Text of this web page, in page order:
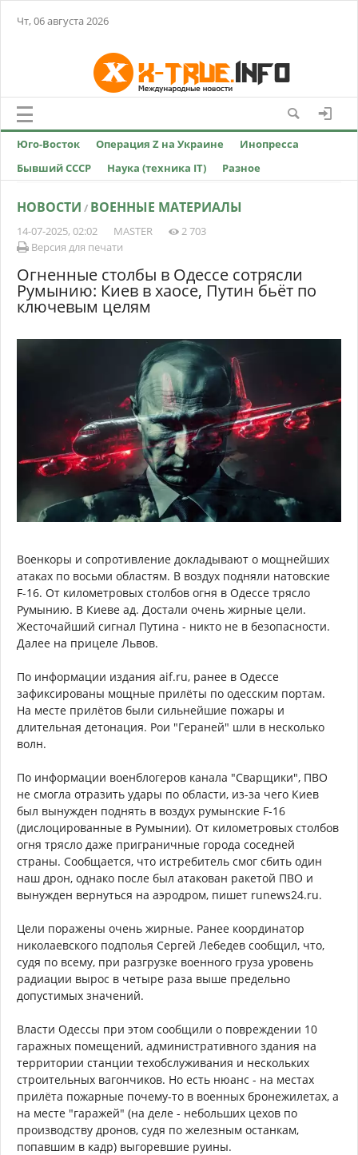
Чт, 06 августа 2026
Юго-Восток Операция Z на Украине
Инопресса
Бывший СССР
Наука (техника IT) Разное
НОВОСТИ / ВОЕННЫЕ МАТЕРИАЛЫ
14-07-2025, 02:02 MASTER
2 703
Версия для печати
Огненные столбы в Одессе сотрясли
Румынию: Киев в хаосе, Путин бьёт по
ключевым целям
Военкоры и сопротивление докладывают о мощнейших
атаках по восьми областям. В воздух подняли натовские
F-16. От километровых столбов огня в Одессе трясло
Румынию. В Киеве ад. Достали очень жирные цели.
Жесточайший сигнал Путина - никто не в безопасности.
Далее на прицеле Львов.
По информации издания aif.ru, ранее в Одессе
зафиксированы мощные прилёты по одесским портам.
На месте прилётов были сильнейшие пожары и
длительная детонация. Рои "Гераней" шли в несколько
волн.
По информации военблогеров канала "Сварщики", ПВО
не смогла отразить удары по области, из-за чего Киев
был вынужден поднять в воздух румынские F-16
(дислоцированные в Румынии). От километровых столбов
огня трясло даже приграничные города соседней
страны. Сообщается, что истребитель смог сбить один
наш дрон, однако после был атакован ракетой ПВО и
вынужден вернуться на аэродром, пишет runews24.ru.
Цели поражены очень жирные. Ранее координатор
николаевского подполья Сергей Лебедев сообщил, что,
судя по всему, при разгрузке военного груза уровень
радиации вырос в четыре раза выше предельно
допустимых значений.
Власти Одессы при этом сообщили о повреждении 10
гаражных помещений, административного здания на
территории станции техобслуживания и нескольких
строительных вагончиков. Но есть нюанс - на местах
прилёта пожарные почему-то в военных бронежилетах, а
на месте "гаражей" (на деле - небольших цехов по
производству дронов, судя по железным останкам,
попавшим в кадр) выгоревшие руины.